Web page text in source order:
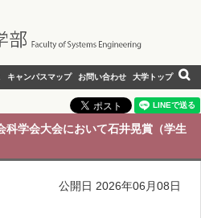
キャンパスマップ お問い合わせ 大学トップ
科学会大会において石井晃賞（学生
公開日 2026年06月08日